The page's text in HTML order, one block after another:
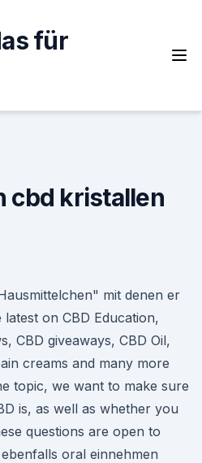
für
cbd kristallen
mit denen er
on CBD Education,
CBD giveaways, CBD Oil,
creams and many more
topic, we want to make sure
is, as well as whether you
questions are open to
oral einnehmen